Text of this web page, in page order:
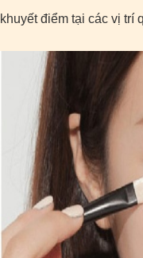
khuyết điểm tại các vị trí